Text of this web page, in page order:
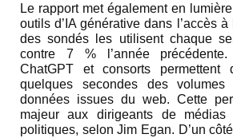
Le rapport met également en
outils d’IA générative dans l’accès à
des sondés les utilisent chaque
contre 7 % l’année
ChatGPT et consorts permettent
quelques secondes des volumes
données issues du web. Cette
majeur aux dirigeants de
politiques, selon Jim Egan. D’un